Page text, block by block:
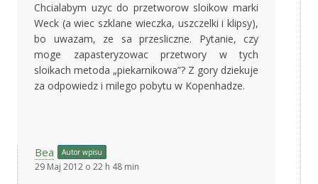
Chcialabym uzyc do przetworow sloikow marki
Weck (a wiec szklane wieczka, uszczelki i klipsy),
bo uwazam, ze sa przesliczne. Pytanie, czy
moge zapasteryzowac przetwory w tych
sloikach metoda „piekarnikowa”? Z gory dziekuje
za odpowiedz i milego pobytu w Kopenhadze.
Bea Autor wpisu
29 Maj 2012 o 22 h 48 min